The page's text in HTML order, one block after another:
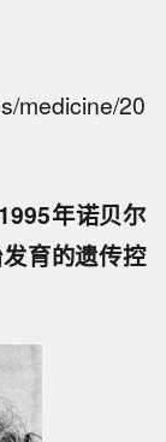
medicine/20
年诺贝尔
育的遗传控